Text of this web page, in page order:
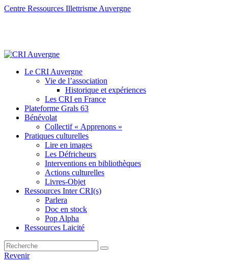
Centre Ressources Illettrisme Auvergne
Le CRI Auvergne
Vie de l’association
Historique et expériences
Les CRI en France
Plateforme Grals 63
Bénévolat
Collectif « Apprenons »
Pratiques culturelles
Lire en images
Les Défricheurs
Interventions en bibliothèques
Actions culturelles
Livres-Objet
Ressources Inter CRI(s)
Parlera
Doc en stock
Pop Alpha
Ressources Laicité
Revenir